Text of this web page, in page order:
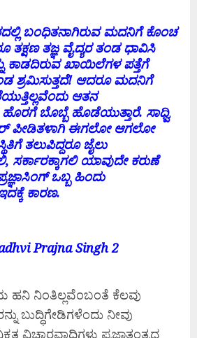
ಬಂಧಿತನಾಗಿರುವ ಮದನಿಗೆ ಕೊಂಚ
ತಕ್ಷಣ ತಜ್ಞ ವೈದ್ಯರ ತಂಡ ಧಾವಿಸಿ
ಕಾಡದಿರುವ ಖಾಯಿಲೆಗಳ ಪತ್ತೆಗೆ
ಶ್ರಮಿಸುತ್ತದೆ! ಆದರೂ ಮದನಿಗೆ
ಆತನ
ಬೊಬ್ಬೆ ಹೊಡೆಯುತ್ತಾರೆ. ಸಾಧ್ವಿ
ಪೀಡಿತಳಾಗಿ ಈಗಲೋ ಆಗಲೋ
ತಲುಪಿದ್ದರೂ ಜೈಲು
ಸರ್ಕಾರಕ್ಕಾಗಲಿ ಯಾವುದೇ ಕರುಣೆ
ಪ್ರಜ್ಞಾಸಿಂಗ್ ಒಬ್ಬ ಹಿಂದು
ಕಾರಣ.
ನಿಂತಿಲ್ಲವೆಂಬಂತೆ ಕೆಲವು
ಬುದ್ಧಿಗೇಡಿಗಳೆಂದು ನೀವು
ವಿಚಾರವಾದಿಗಳು ಪ್ರಜಾತಂತ್ರದ